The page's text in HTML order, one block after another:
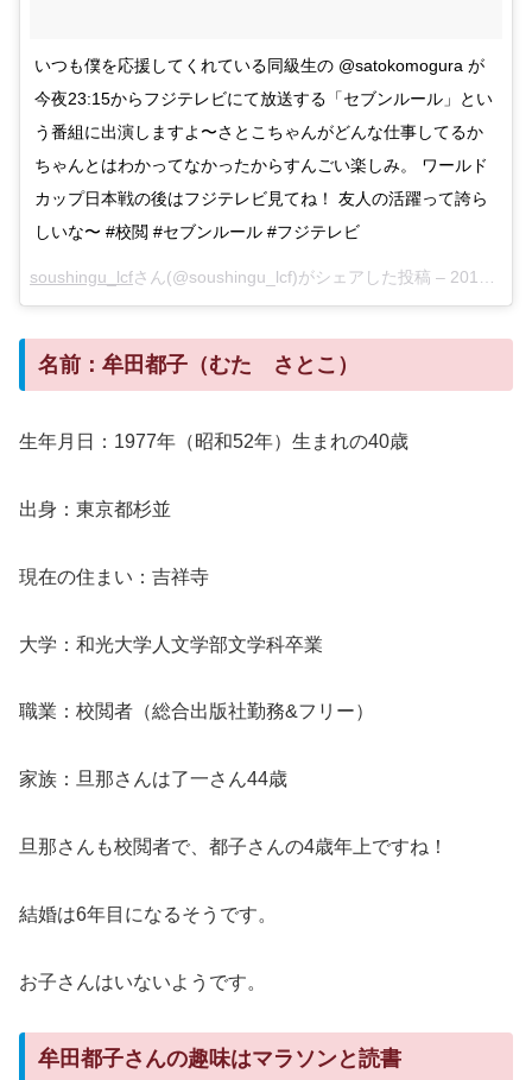
いつも僕を応援してくれている同級生の @satokomogura が
今夜23:15からフジテレビにて放送する「セブンルール」とい
う番組に出演しますよ〜さとこちゃんがどんな仕事してるか
ちゃんとはわかってなかったからすんごい楽しみ。 ワールド
カップ日本戦の後はフジテレビ見てね！ 友人の活躍って誇ら
しいな〜 #校閲 #セブンルール #フジテレビ
soushingu_lcfさん(@soushingu_lcf)がシェアした投稿 – 2018年 6月月19日午前2時18分PDT
名前：牟田都子（むた さとこ）
生年月日：1977年（昭和52年）生まれの40歳
出身：東京都杉並
現在の住まい：吉祥寺
大学：和光大学人文学部文学科卒業
職業：校閲者（総合出版社勤務&フリー）
家族：旦那さんは了一さん44歳
旦那さんも校閲者で、都子さんの4歳年上ですね！
結婚は6年目になるそうです。
お子さんはいないようです。
牟田都子さんの趣味はマラソンと読書